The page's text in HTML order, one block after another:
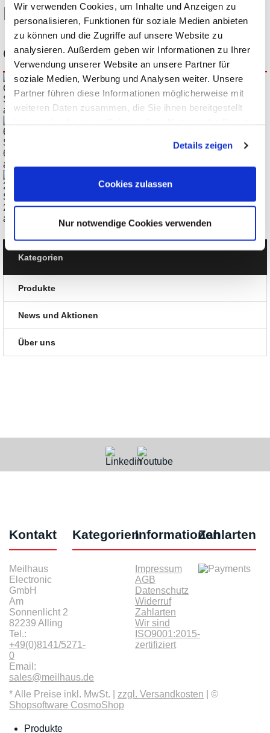
Wir verwenden Cookies, um Inhalte und Anzeigen zu
personalisieren, Funktionen für soziale Medien anbieten
zu können und die Zugriffe auf unsere Website zu
analysieren. Außerdem geben wir Informationen zu Ihrer
Verwendung unserer Website an unsere Partner für
soziale Medien, Werbung und Analysen weiter. Unsere
Partner führen diese Informationen möglicherweise mit
weiteren Daten zusammen, die Sie ihnen bereitgestellt
Details zeigen
Cookies zulassen
Nur notwendige Cookies verwenden
Diese Produkte könnten Sie
ebenfalls interessieren:
Siglent SSG3000X Serie HF Signal-Generatoren bis 3,2GHz
ab € 2.378,81
Siglent SSG5000X(-V) HF-Signalgeneratoren bis 4 oder
6GHz
ab € 6.305,81
Siglent SSG5000A HF-Signalgenerator 9kHz bis 13,6 oder
20GHz
ab € 18.349,80
Kategorien
Produkte
News und Aktionen
Über uns
Kontakt
Meilhaus
Electronic
GmbH
Am
Sonnenlicht 2
82239 Alling
Tel.:
+49(0)8141/5271-
0
Email:
sales@meilhaus.de
KategorienInformationen
Impressum
AGB
Datenschutz
Widerruf
Zahlarten
Wir sind
ISO9001:2015-
zertifiziert
Zahlarten
* Alle Preise inkl. MwSt. | zzgl. Versandkosten | ©
Shopsoftware CosmoShop
Produkte